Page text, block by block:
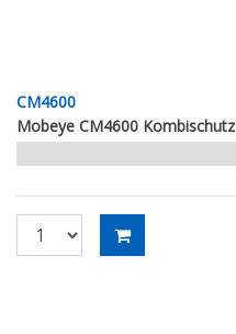
CM4600
Mobeye CM4600 Kombischutz